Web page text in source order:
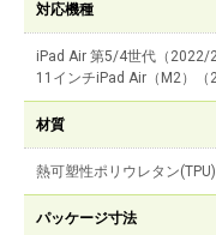
対応機種
iPad Air 第5/4世代（2022/
11インチiPad Air（M2）（
材質
熱可塑性ポリウレタン
パッケージ寸法